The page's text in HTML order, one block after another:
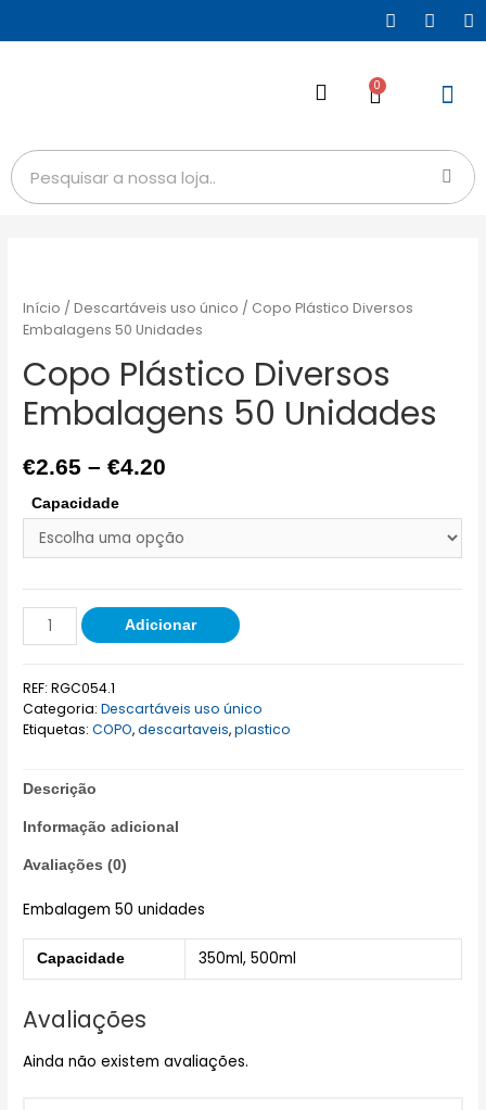
0
Início /Descartáveis uso único / Copo Plástico Diversos
Embalagens 50 Unidades
Copo Plástico Diversos
Embalagens 50 Unidades
€2.65 –€4.20
Capacidade
Adicionar
REF:RGC054.1
Categoria:Descartáveis uso único
Etiquetas:COPO,descartaveis,plastico
Descrição
Informação adicional
Avaliações (0)
Embalagem 50 unidades
Capacidade 350ml, 500ml
Avaliações
Ainda não existem avaliações.